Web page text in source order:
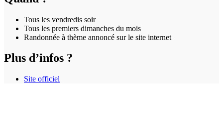
Tous les vendredis soir
Tous les premiers dimanches du mois
Randonnée à thème annoncé sur le site internet
Plus d’infos ?
Site officiel